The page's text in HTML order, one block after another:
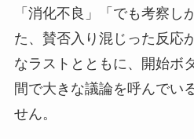
「消化不良」「でも考察し
た、賛否入り混じった反応
なラストとともに、開始ボ
間で大きな議論を呼んでい
せん。